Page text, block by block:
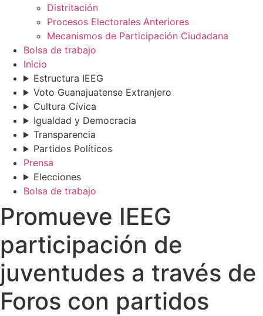
Distritación
Procesos Electorales Anteriores
Mecanismos de Participación Ciudadana
Bolsa de trabajo
Inicio
Estructura IEEG
Voto Guanajuatense Extranjero
Cultura Cívica
Igualdad y Democracia
Transparencia
Partidos Políticos
Prensa
Elecciones
Bolsa de trabajo
Promueve IEEG
participación de
juventudes a través de
Foros con partidos